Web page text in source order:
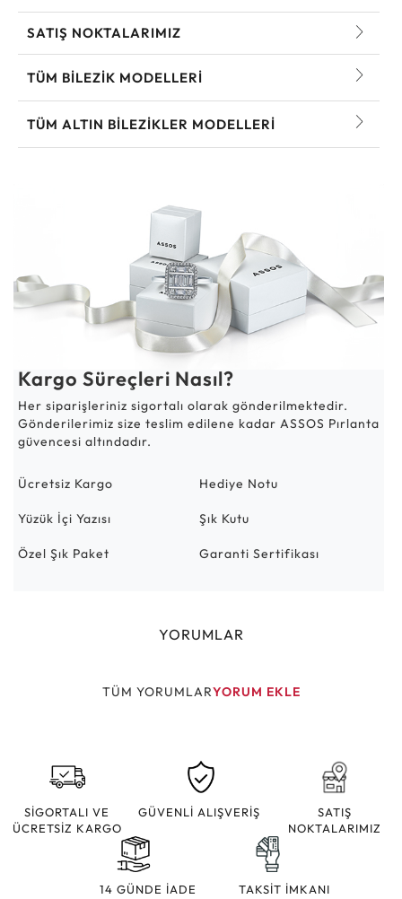
SATIŞ NOKTALARIMIZ
TÜM BILEZIK MODELLERI
TÜM ALTIN BILEZIKLER MODELLERI
Kargo Süreçleri Nasıl?
Her siparişleriniz sigortalı olarak gönderilmektedir.
Gönderilerimiz size teslim edilene kadar ASSOS Pırlanta
güvencesi altındadır.
Ücretsiz Kargo Hediye Notu
Yüzük İçi Yazısı Şık Kutu
Özel Şık Paket Garanti Sertifikası
YORUMLAR
TÜM YORUMLARYORUM EKLE
SİGORTALI VE
ÜCRETSİZ KARGO
GÜVENLİ ALIŞVERİŞ
SATIŞ
NOKTALARIMIZ
14 GÜNDE İADE TAKSİT İMKANI